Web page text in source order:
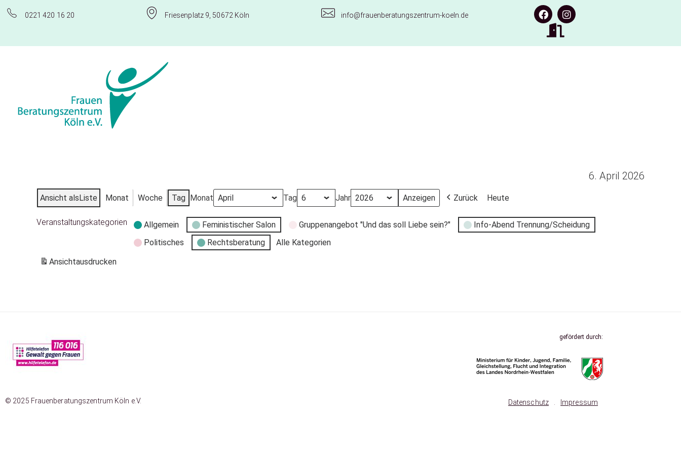
0221 420 16 20 Friesenplatz 9, 50672 Köln info@frauenberatungszentrum-koeln.de
6. April 2026
Ansicht alsListe Monat Woche Tag Monat Tag Jahr Zurück Heute
Veranstaltungskategorien Allgemein Feministischer Salon Gruppenangebot "Und das soll Liebe sein?"
Info-Abend Trennung/Scheidung
Politisches
Rechtsberatung
Alle Kategorien
Ansichtausdrucken
gefördert durch:
© 2025 Frauenberatungszentrum Köln e.V. Datenschutz Impressum